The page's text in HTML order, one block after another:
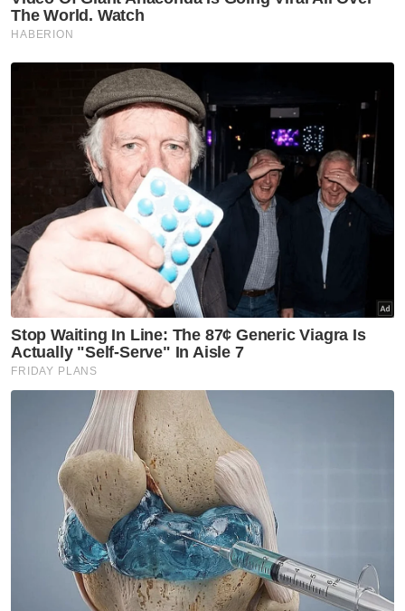
Artikel Disyorkan
Semasa
Kes seksual wanita OKU: Dua
lagi pelarian Myanmar ditahan
Semasa
Langgar mati penunggang
motosikal: Lelaki dipenjara
enam tahun, denda RM20,000
Semasa
gempur Bakau Tinggi, buru
suspek rogol wanita OKU
Semasa
Sindiket culik umpan mangsa
dengan tawaran kerja, teman
sosial sebelum dikurung